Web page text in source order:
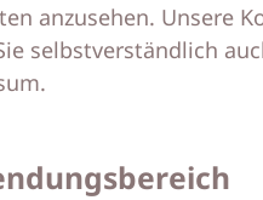
anzusehen. Unsere
selbstverständlich